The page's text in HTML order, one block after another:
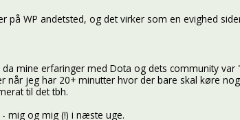
på WP andetsted, og det virker som en evighed
da mine erfaringer med Dota og dets community var
når jeg har 20+ minutter hvor der bare skal køre
til det tbh.
mig og mig (!) i næste uge.